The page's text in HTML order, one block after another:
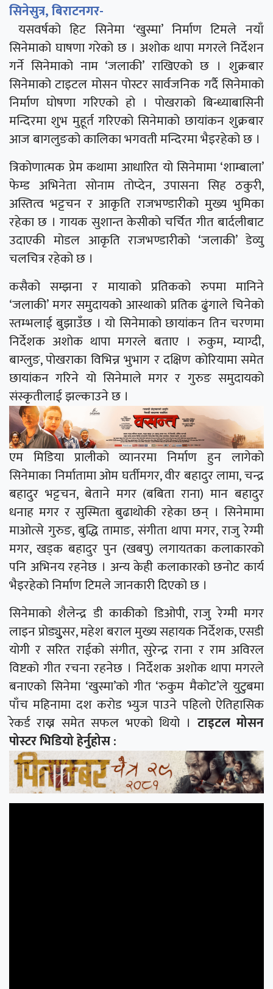
सिनेसुत्र, बिराटनगर-
यसवर्षको हिट सिनेमा ‘खुस्मा’ निर्माण टिमले नयाँ
सिनेमाको घाषणा गरेको छ । अशोक थापा मगरले निर्देशन
गर्ने सिनेमाको नाम ‘जलाकी’ राखिएको छ । शुक्रबार
सिनेमाको टाइटल मोसन पोस्टर सार्वजनिक गर्दै सिनेमाको
निर्माण घोषणा गरिएको हो । पोखराको बिन्ध्याबासिनी
मन्दिरमा शुभ मुहूर्त गरिएको सिनेमाको छायांकन शुक्रबार
आज बागलुङको कालिका भगवती मन्दिरमा भैइरहेको छ ।
त्रिकोणात्मक प्रेम कथामा आधारित यो सिनेमामा ‘शाम्बाला’
फेम्ड अभिनेता सोनाम तोप्देन, उपासना सिह ठकुरी,
अस्तित्व भट्टचन र आकृति राजभण्डारीको मुख्य भुमिका
रहेका छ । गायक सुशान्त केसीको चर्चित गीत बार्दलीबाट
उदाएकी मोडल आकृति राजभण्डारीको ‘जलाकी’ डेव्यु
चलचित्र रहेको छ ।
कसैको सम्झना र मायाको प्रतिकको रुपमा मानिने
‘जलाकी’ मगर समुदायको आस्थाको प्रतिक ढुंगाले चिनेको
स्तम्भलाई बुझाउँछ । यो सिनेमाको छायांकन तिन चरणमा
निर्देशक अशोक थापा मगरले बताए । रुकुम, म्याग्दी,
बाग्लुङ, पोखराका विभिन्न भुभाग र दक्षिण कोरियामा समेत
छायांकन गरिने यो सिनेमाले मगर र गुरुङ समुदायको
संस्कृतीलाई झल्काउने छ ।
एम मिडिया प्रालीको व्यानरमा निर्माण हुन लागेको
सिनेमाका निर्मातामा ओम घर्तीमगर, वीर बहादुर लामा, चन्द्र
बहादुर भट्टचन, बेताने मगर (बबिता राना) मान बहादुर
धनाह मगर र सुस्मिता बुढाथोकी रहेका छन् । सिनेमामा
माओत्से गुरुङ, बुद्धि तामाङ, संगीता थापा मगर, राजु रेग्मी
मगर, खड्क बहादुर पुन (खबपु) लगायतका कलाकारको
पनि अभिनय रहनेछ । अन्य केही कलाकारको छनोट कार्य
भैइरहेको निर्माण टिमले जानकारी दिएको छ ।
सिनेमाको शैलेन्द्र डी काकीको डिओपी, राजु रेग्मी मगर
लाइन प्रोड्युुसर, महेश बराल मुख्य सहायक निर्देशक, एसडी
योगी र सरित राईको संगीत, सुरेन्द्र राना र राम अविरल
विष्टको गीत रचना रहनेछ । निर्देशक अशोक थापा मगरले
बनाएको सिनेमा ‘खुस्मा’को गीत ‘रुकुम मैकोट’ले युटुबमा
पाँच महिनामा दश करोड भ्युज पाउने पहिलो ऐतिहासिक
रेकर्ड राख्न समेत सफल भएको थियो । टाइटल मोसन
पोस्टर भिडियो हेर्नुहोस :